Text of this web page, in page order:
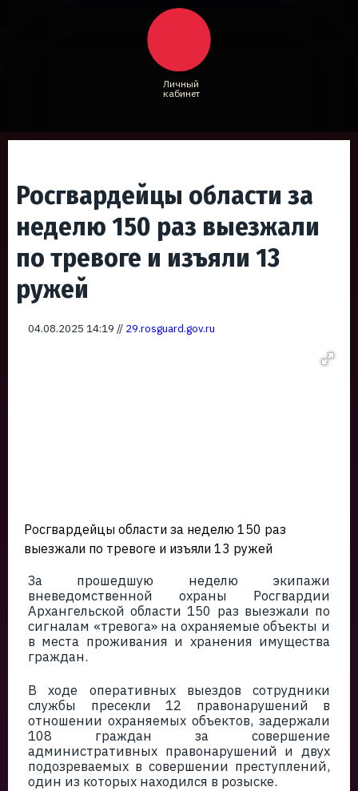
Личный
кабинет
Росгвардейцы области за
неделю 150 раз выезжали
по тревоге и изъяли 13
ружей
04.08.2025 14:19 // 29.rosguard.gov.ru
Росгвардейцы области за неделю 150 раз
выезжали по тревоге и изъяли 13 ружей
За прошедшую неделю экипажи
вневедомственной охраны Росгвардии
Архангельской области 150 раз выезжали по
сигналам «тревога» на охраняемые объекты и
в места проживания и хранения имущества
граждан.
В ходе оперативных выездов сотрудники
службы пресекли 12 правонарушений в
отношении охраняемых объектов, задержали
108 граждан за совершение
административных правонарушений и двух
подозреваемых в совершении преступлений,
один из которых находился в розыске.